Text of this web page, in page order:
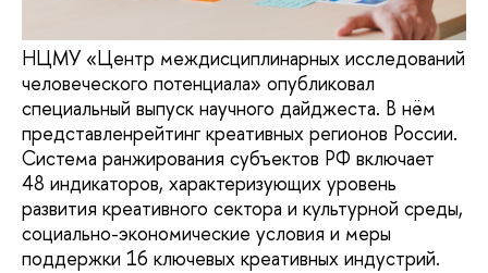
НЦМУ «Центр междисциплинарных исследований
человеческого потенциала» опубликовал
специальный выпуск научного дайджеста. В нём
представленрейтинг креативных регионов России.
Система ранжирования субъектов РФ включает
48 индикаторов, характеризующих уровень
развития креативного сектора и культурной среды,
социально-экономические условия и меры
поддержки 16 ключевых креативных индустрий.